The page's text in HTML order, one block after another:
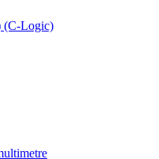
(C-Logic)